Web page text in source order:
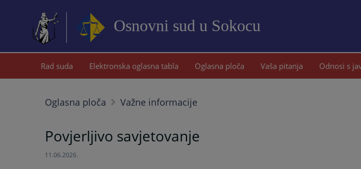
Osnovni sud u Sokocu
sadržaj
Rad suda Elektronska oglasna tabla Oglasna ploča Vaša pitanja Odnosi s
Oglasna ploča Važne informacije
Povjerljivo savjetovanje
11.06.2026.